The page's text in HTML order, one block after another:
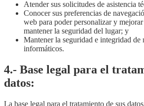
Atender sus solicitudes de asistencia
Conocer sus preferencias de
web para poder personalizar y
mantener la seguridad del lugar; y
Mantener la seguridad e integridad de
informáticos.
4.- Base legal para el
datos:
La base legal para el tratamiento de sus